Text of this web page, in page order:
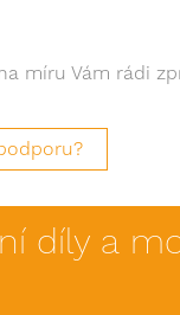
míru Vám rádi
díly a